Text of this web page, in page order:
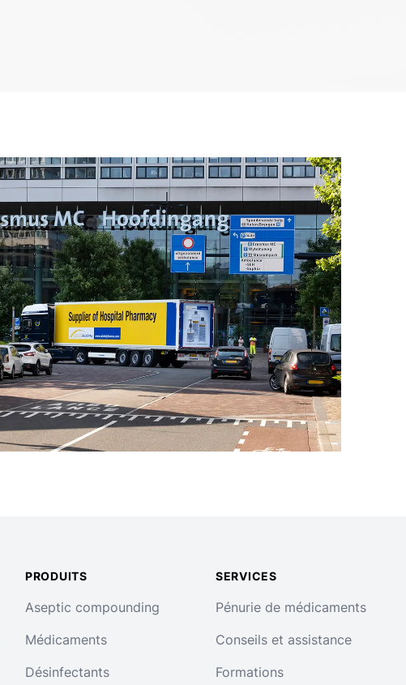
PRODUITS
Aseptic compounding
Médicaments
Désinfectants
SERVICES
Pénurie de médicaments
Conseils et assistance
Formations